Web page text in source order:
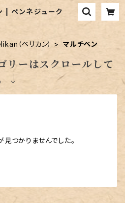
| ペンネジューク
（ペリカン） マルチペン
リーはスクロールして
↓
つかりませんでした。